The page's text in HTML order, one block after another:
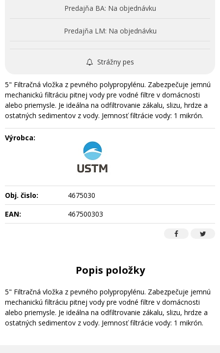
Predajňa BA: Na objednávku
Predajňa LM: Na objednávku
Strážny pes
5" Filtračná vložka z pevného polypropylénu. Zabezpečuje jemnú
mechanickú filtráciu pitnej vody pre vodné filtre v domácnosti
alebo priemysle. Je ideálna na odfiltrovanie zákalu, slizu, hrdze a
ostatných sedimentov z vody. Jemnosť filtrácie vody: 1 mikrón.
Výrobca:
Obj. čislo:
4675030
EAN:
467500303
Popis položky
5" Filtračná vložka z pevného polypropylénu. Zabezpečuje jemnú
mechanickú filtráciu pitnej vody pre vodné filtre v domácnosti
alebo priemysle. Je ideálna na odfiltrovanie zákalu, slizu, hrdze a
ostatných sedimentov z vody. Jemnosť filtrácie vody: 1 mikrón.